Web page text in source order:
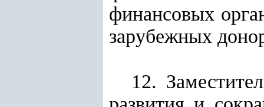
финансовых
зарубежных
12.